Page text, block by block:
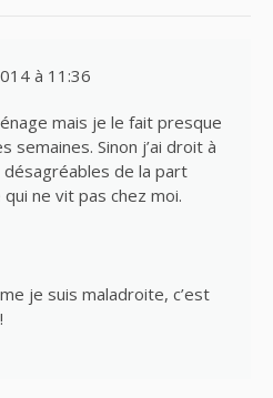
à 11:36
mais je le fait presque
semaines. Sinon j’ai droit à
de la part
qui ne vit pas chez moi.
je suis maladroite, c’est